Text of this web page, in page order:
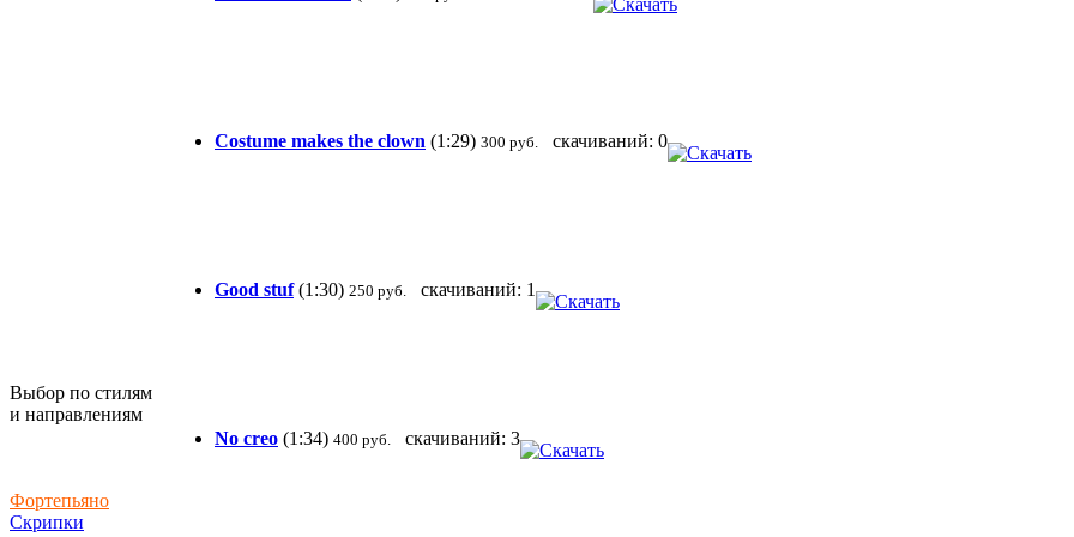
Выбор по стилям
и направлениям
Фортепьяно
Скрипки
Costume makes the clown (1:29) 300 руб. скачиваний: 0
Good stuf(1:30) 250 руб. скачиваний: 1
No creo (1:34) 400 руб. скачиваний: 3